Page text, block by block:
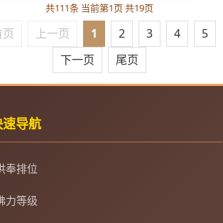
共111条 当前第1页 共19页
页 上一页 1 2 3 4
5
下一页
尾页
速导航
奉排位
力等级